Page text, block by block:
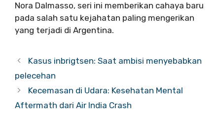
Nora Dalmasso, seri ini memberikan cahaya baru
pada salah satu kejahatan paling mengerikan
yang terjadi di Argentina.
Kasus inbrigtsen: Saat ambisi menyebabkan
pelecehan
Kecemasan di Udara: Kesehatan Mental
Aftermath dari Air India Crash